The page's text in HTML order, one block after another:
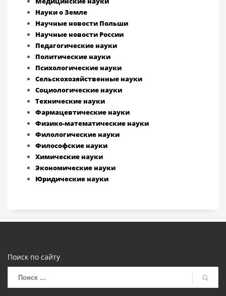
Науки о Земле
Научные новости Польши
Научные новости России
Педагогические науки
Политические науки
Психологические науки
Сельскохозяйственные науки
Социологические науки
Технические науки
Фармацевтические науки
Физико-математические науки
Филологические науки
Философские науки
Химические науки
Экономические науки
Юридические науки
Поиск по сайту